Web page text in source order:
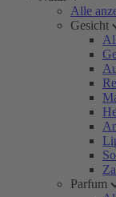
Alle
Gesicht
Parfum